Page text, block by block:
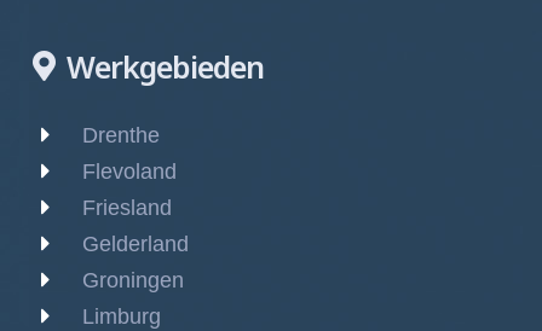
Werkgebieden
Drenthe
Flevoland
Friesland
Gelderland
Groningen
Limburg